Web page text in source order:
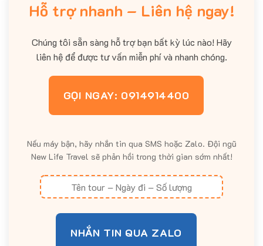
Hỗ trợ nhanh – Liên hệ ngay!
Chúng tôi sẵn sàng hỗ trợ bạn bất kỳ lúc nào! Hãy
liên hệ để được tư vấn miễn phí và nhanh chóng.
GỌI NGAY: 0914914400
Nếu máy bận, hãy nhắn tin qua SMS hoặc Zalo. Đội ngũ
New Life Travel sẽ phản hồi trong thời gian sớm nhất!
NHẮN TIN QUA ZALO